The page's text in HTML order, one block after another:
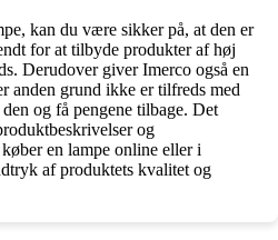
kan du være sikker på, at den er
for at tilbyde produkter af høj
Derudover giver Imerco også en
anden grund ikke er tilfreds med
og få pengene tilbage. Det
og
en lampe online eller i
af produktets kvalitet og